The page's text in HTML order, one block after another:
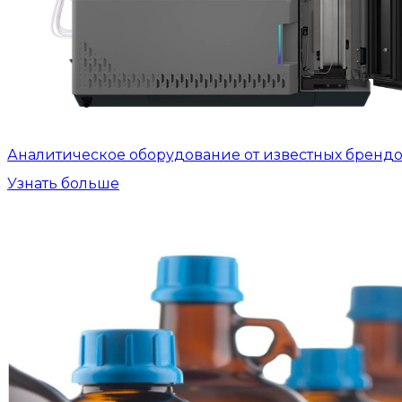
Аналитическое оборудование от известных
Узнать больше